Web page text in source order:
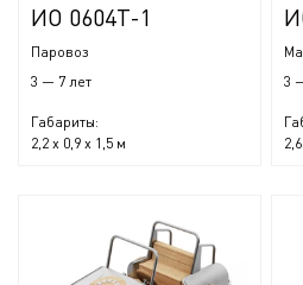
ИО 0604Т-1
Паровоз
3 — 7 лет
Габариты:
2,2 x 0,9 x 1,5 м
3